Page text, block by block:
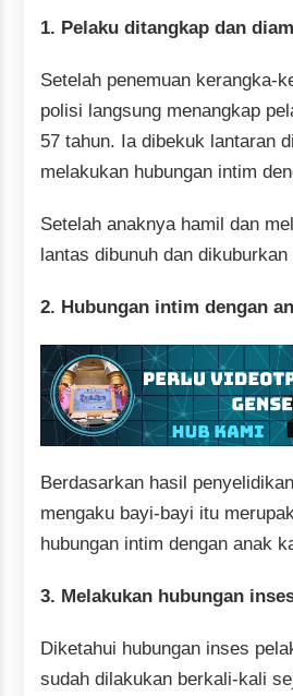
1. Pelaku ditangkap dan
Setelah penemuan kerangka-
polisi langsung menangkap
57 tahun. Ia dibekuk lantaran
melakukan hubungan intim
Setelah anaknya hamil dan
lantas dibunuh dan
2. Hubungan intim dengan
Berdasarkan hasil
mengaku bayi-bayi itu
hubungan intim dengan anak
3. Melakukan hubungan
Diketahui hubungan inses
sudah dilakukan berkali-kali